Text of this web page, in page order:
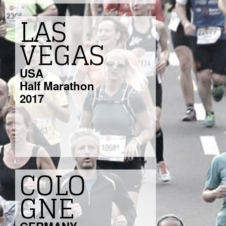
LAS
VEGAS
USA
Half Marathon
2017
COLO
GNE